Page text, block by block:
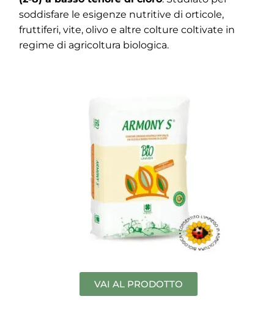
soddisfare le esigenze nutritive di orticole,
fruttiferi, vite, olivo e altre colture coltivate in
regime di agricoltura biologica.
VAI AL PRODOTTO